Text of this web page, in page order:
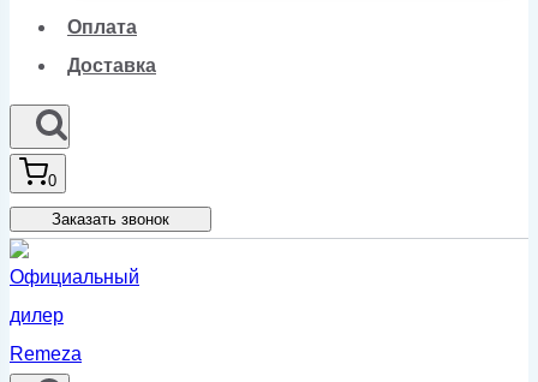
Оплата
Доставка
0
Заказать звонок